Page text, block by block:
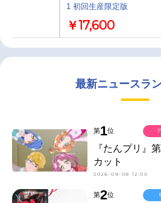
1 初回生産限定版
￥17,600
最新ニュースラ
第1位
『たんプリ』
カット
2026-08-08 12:00
第2位